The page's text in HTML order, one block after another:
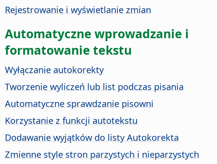
Rejestrowanie i wyświetlanie zmian
Automatyczne wprowadzanie i
formatowanie tekstu
Wyłączanie autokorekty
Tworzenie wyliczeń lub list podczas pisania
Automatyczne sprawdzanie pisowni
Korzystanie z funkcji autotekstu
Dodawanie wyjątków do listy Autokorekta
Zmienne style stron parzystych i nieparzystych